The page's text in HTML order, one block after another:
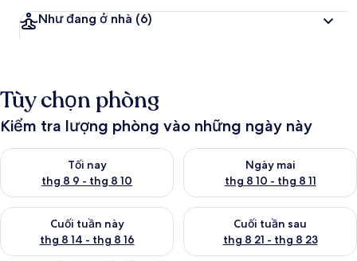
Như đang ở nhà (6)
Tùy chọn phòng
Kiểm tra lượng phòng vào những ngày này
Tối nay
thg 8 9 - thg 8 10
Kiểm tra lượng phòng tối nay từ thg 8 9 - thg 8 10
Ngày mai
thg 8 10 - thg 8 11
Kiểm tra lượng phòng ngày
Cuối tuần này
thg 8 14 - thg 8 16
Kiểm tra lượng phòng cuối tuần này từ thg 8 14 - thg 8 16
Cuối tuần sau
thg 8 21 - thg 8 23
Kiểm tra lượng phòng cuối